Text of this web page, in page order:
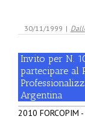
30/11/1999 |
Invito per N.
partecipare al
Argentina
2010 FORCOPIM